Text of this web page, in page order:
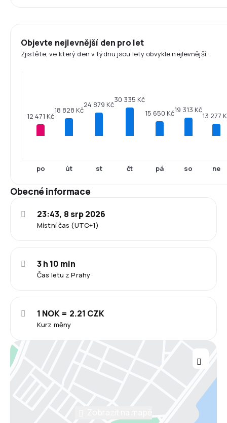
Objevte nejlevnější den pro let
Zjistěte, ve který den v týdnu jsou lety obvykle nejlevnější.
12 471 Kč
po
18 828 Kč
út
24 879 Kč
st
30 335 Kč
čt
15 650 Kč
pá
19 313 Kč
so
13 277
ne
Obecné informace
Místní čas (UTC+1)
23:43, 8 srp 2026
Čas letu z Prahy
3 h 10 min
Kurz měny
1 NOK = 2.21 CZK